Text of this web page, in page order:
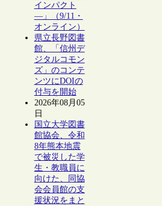
インパクト
―」（9/11・
オンライン）
県立長野図書
館、「信州デ
ジタルコモン
ズ」のコンテ
ンツにDOIの
付与を開始
2026年08月05
日
国立大学図書
館協会、令和
8年熊本地震
で被災した学
生・教職員に
向けた、同協
会会員館の支
援状況をまと